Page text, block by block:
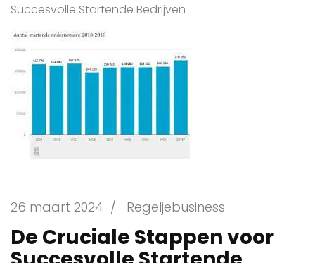
Succesvolle Startende Bedrijven
26 maart 2024 / Regeljebusiness
De Cruciale Stappen voor